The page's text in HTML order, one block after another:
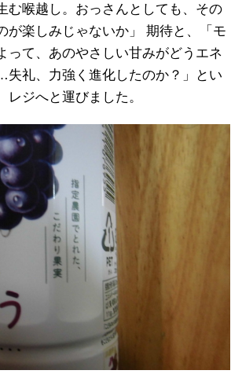
む喉越し。おっさんとしても、その
が楽しみじゃないか」 期待と、「モ
って、あのやさしい甘みがどうエネ
礼、力強く進化したのか？」とい
レジへと運びました。